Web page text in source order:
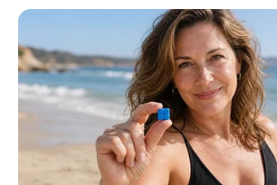
Why everything you thought you
might be wrong
CTA LOVE